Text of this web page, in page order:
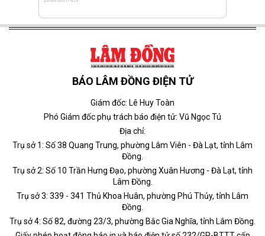
BÁO LÂM ĐỒNG ĐIỆN TỬ
Giám đốc: Lê Huy Toàn
Phó Giám đốc phụ trách báo điện tử: Vũ Ngọc Tú
Địa chỉ:
Trụ sở 1: Số 38 Quang Trung, phường Lâm Viên - Đà Lạt, tỉnh Lâm
Đồng.
Trụ sở 2: Số 10 Trần Hưng Đạo, phường Xuân Hương - Đà Lạt, tỉnh
Lâm Đồng.
Trụ sở 3: 339 - 341 Thủ Khoa Huân, phường Phú Thủy, tỉnh Lâm
Đồng.
Trụ sở 4: Số 82, đường 23/3, phường Bắc Gia Nghĩa, tỉnh Lâm Đồng.